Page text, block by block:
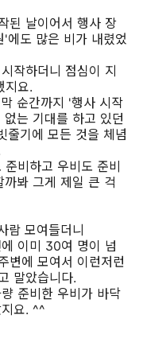
된 날이어서 행사 장
에도 많은 비가 내렸었
작하더니 점심이 지
지요.
순간까지 '행사 시작
는 기대를 하고 있던
줄기에 모든 것을 체념
비하고 우비도 준비
봐 그게 제일 큰 걱
람 모여들더니
이미 30여 명이 넘
변에 모여서 이런저런
말았습니다.
준비한 우비가 바닥
요. ^^